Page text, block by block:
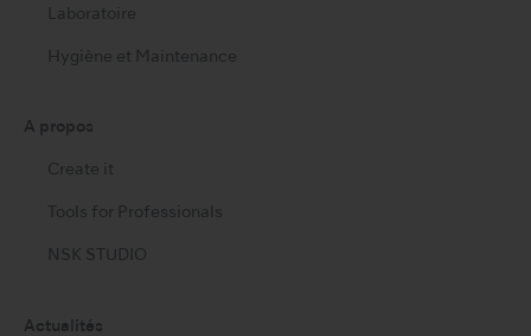
Laboratoire
Hygiène et Maintenance
A propos
Create it
Tools for Professionals
NSK STUDIO
Actualités